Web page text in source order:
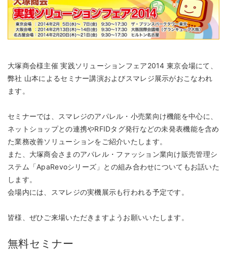
大塚商会様主催 実践ソリューションフェア2014 東京会場にて、
弊社 山本によるセミナー講演およびスマレジ展示がおこなわれ
ます。
セミナーでは、スマレジのアパレル・小売業向け機能を中心に、
ネットショップとの連携やRFIDタグ発行などの未発表機能を含め
た業務改善ソリューションをご紹介いたします。
また、大塚商会さまのアパレル・ファッション業向け販売管理シ
ステム「ApaRevoシリーズ」との組み合わせについてもお話いた
します。
会場内には、スマレジの実機展示も行われる予定です。
皆様、ぜひご来場いただきますようお願いいたします。
無料セミナー